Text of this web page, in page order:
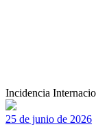
Incidencia
25 de junio de 2026